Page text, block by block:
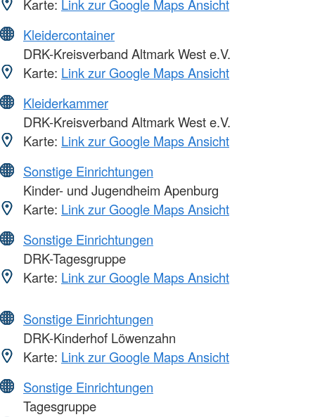
Karte: Link zur Google Maps Ansicht
Kleidercontainer
DRK-Kreisverband Altmark West e.V.
Karte: Link zur Google Maps Ansicht
Kleiderkammer
DRK-Kreisverband Altmark West e.V.
Karte: Link zur Google Maps Ansicht
Sonstige Einrichtungen
Kinder- und Jugendheim Apenburg
Karte: Link zur Google Maps Ansicht
Sonstige Einrichtungen
DRK-Tagesgruppe
Karte: Link zur Google Maps Ansicht
Sonstige Einrichtungen
DRK-Kinderhof Löwenzahn
Karte: Link zur Google Maps Ansicht
Sonstige Einrichtungen
Tagesgruppe